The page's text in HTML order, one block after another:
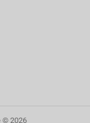
© 2026